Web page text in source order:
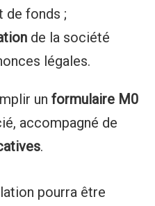
de fonds ;
de la société
légales.
un formulaire M0
accompagné de
.
pourra être